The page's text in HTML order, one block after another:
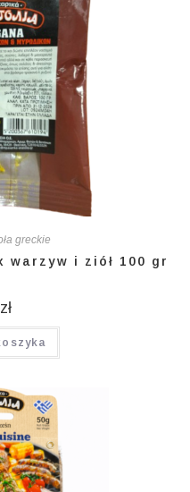
greckie
warzyw i ziół 100 gr
zł